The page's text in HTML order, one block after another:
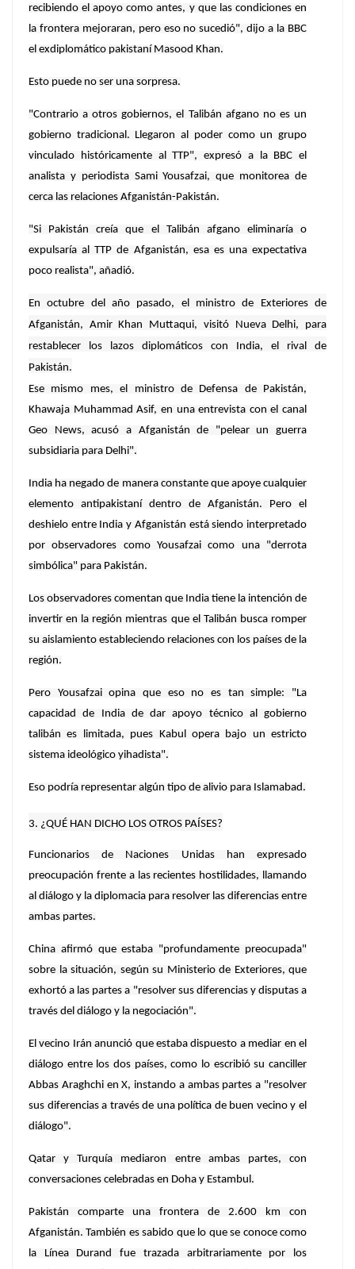
recibiendo el apoyo como antes, y que las condiciones en
la frontera mejoraran, pero eso no sucedió", dijo a la BBC
el exdiplomático pakistaní Masood Khan.
Esto puede no ser una sorpresa.
"Contrario a otros gobiernos, el Talibán afgano no es un
gobierno tradicional. Llegaron al poder como un grupo
vinculado históricamente al TTP", expresó a la BBC el
analista y periodista Sami Yousafzai, que monitorea de
cerca las relaciones Afganistán-Pakistán.
"Si Pakistán creía que el Talibán afgano eliminaría o
expulsaría al TTP de Afganistán, esa es una expectativa
poco realista", añadió.
En octubre del año pasado, el ministro de Exteriores de
Afganistán, Amir Khan Muttaqui, visitó Nueva Delhi, para
restablecer los lazos diplomáticos con India, el rival de
Pakistán.
Ese mismo mes, el ministro de Defensa de Pakistán,
Khawaja Muhammad Asif, en una entrevista con el canal
Geo News, acusó a Afganistán de "pelear un guerra
subsidiaria para Delhi".
India ha negado de manera constante que apoye cualquier
elemento antipakistaní dentro de Afganistán. Pero el
deshielo entre India y Afganistán está siendo interpretado
por observadores como Yousafzai como una "derrota
simbólica" para Pakistán.
Los observadores comentan que India tiene la intención de
invertir en la región mientras que el Talibán busca romper
su aislamiento estableciendo relaciones con los países de la
región.
Pero Yousafzai opina que eso no es tan simple: "La
capacidad de India de dar apoyo técnico al gobierno
talibán es limitada, pues Kabul opera bajo un estricto
sistema ideológico yihadista".
Eso podría representar algún tipo de alivio para Islamabad.
3. ¿QUÉ HAN DICHO LOS OTROS PAÍSES?
Funcionarios de Naciones Unidas han expresado
preocupación frente a las recientes hostilidades, llamando
al diálogo y la diplomacia para resolver las diferencias entre
ambas partes.
China afirmó que estaba "profundamente preocupada"
sobre la situación, según su Ministerio de Exteriores, que
exhortó a las partes a "resolver sus diferencias y disputas a
través del diálogo y la negociación".
El vecino Irán anunció que estaba dispuesto a mediar en el
diálogo entre los dos países, como lo escribió su canciller
Abbas Araghchi en X, instando a ambas partes a "resolver
sus diferencias a través de una política de buen vecino y el
diálogo".
Qatar y Turquía mediaron entre ambas partes, con
conversaciones celebradas en Doha y Estambul.
Pakistán comparte una frontera de 2.600 km con
Afganistán. También es sabido que lo que se conoce como
la Línea Durand fue trazada arbitrariamente por los